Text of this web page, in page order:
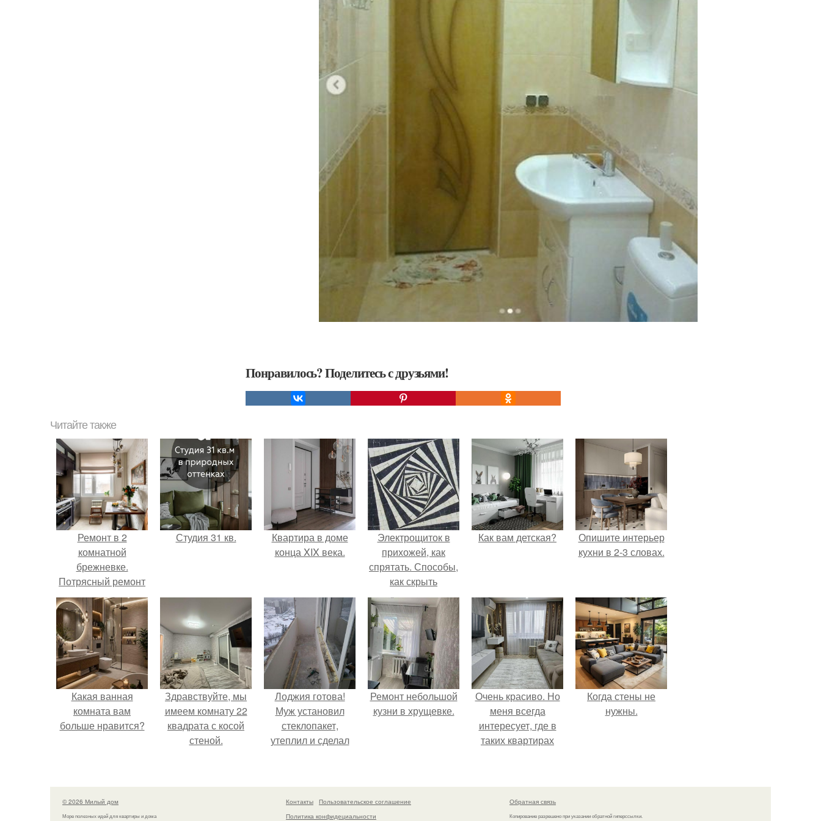
Понравилось? Поделитесь с друзьями!
Читайте также
Ремонт в 2
комнатной
брежневке.
Потрясный ремонт
в трехкомнатной
брежневке
Студия 31 кв.
Квартира в доме
конца XIX века.
Электрощиток в
прихожей, как
спрятать. Способы,
как скрыть
электрощит в
прихожей
Как вам детская?
Опишите интерьер
кухни в 2-3 словах.
Какая ванная
комната вам
больше нравится?
Здравствуйте, мы
имеем комнату 22
квадрата с косой
стеной.
Лоджия готова!
Муж установил
стеклопакет,
утеплил и сделал
Ремонт небольшой
кузни в хрущевке.
Очень красиво. Но
меня всегда
интересует, где в
таких квартирах
Когда стены не
нужны.
© 2026 Милый дом
Море полезных идей для квартиры и дома
Контакты
Пользовательское соглашение
Политика конфидециальности
Обратная связь
Копирование разрешено при указании обратной гиперссылки.